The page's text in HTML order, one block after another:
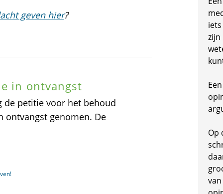
geven hier?
in ontvangst
de petitie voor het behoud
ontvangst genomen. De
zijn
Op